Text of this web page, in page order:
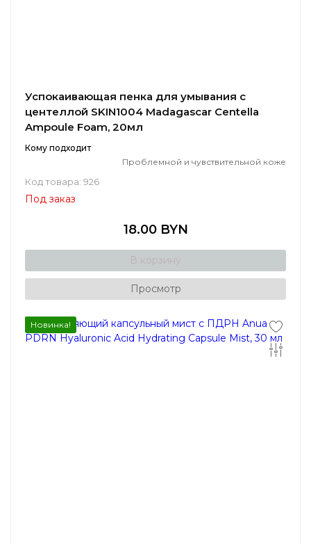
Успокаивающая пенка для умывания с
центеллой SKIN1004 Madagascar Centella
Ampoule Foam, 20мл
Кому подходит
Проблемной и чувствительной коже
Код товара: 926
Под заказ
18.00 BYN
В корзину
Просмотр
Новинка!